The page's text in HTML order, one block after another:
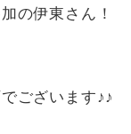
の伊東さん！
ございます♪♪